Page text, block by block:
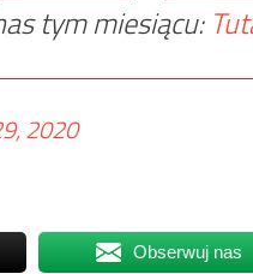
tym miesiącu:
2020
Obserwuj nas